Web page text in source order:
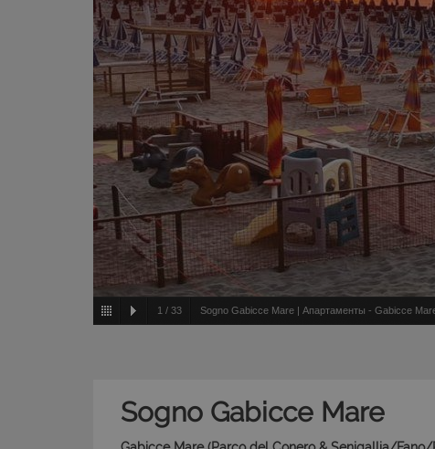
1 / 33 Sogno Gabicce Mare | Апартаменты - Gabicce
Sogno Gabicce Mare